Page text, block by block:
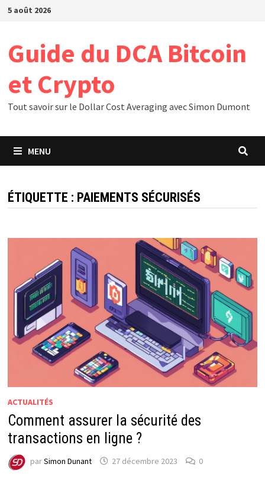
Passer
5 août 2026
Guide du DCA Bitcoin
et Crypto
Tout savoir sur le Dollar Cost Averaging avec Simon Dumont
MENU
ÉTIQUETTE : PAIEMENTS SÉCURISÉS
ACTUALITÉS
Comment assurer la sécurité des
transactions en ligne ?
parSimon Dunant 27 décembre 2023 0